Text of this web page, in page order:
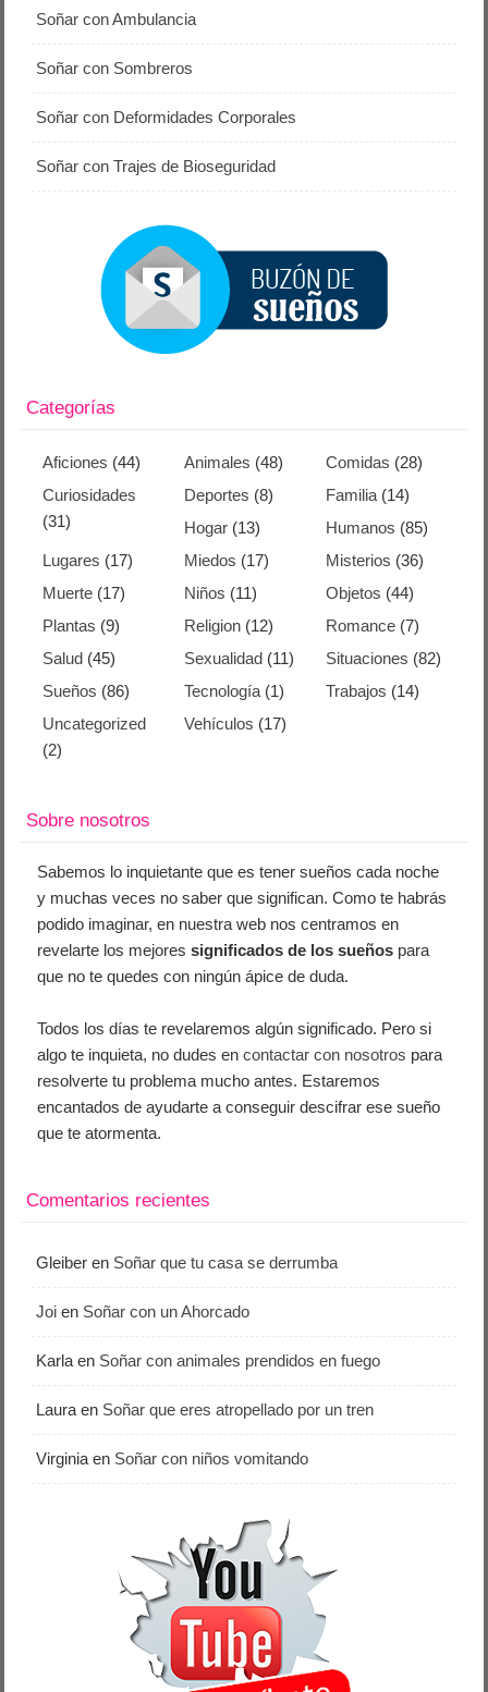
Soñar con Ambulancia
Soñar con Sombreros
Soñar con Deformidades Corporales
Soñar con Trajes de Bioseguridad
Categorías
Aficiones (44) Animales (48) Comidas (28)
Curiosidades
(31)
Deportes (8) Familia(14)
Hogar (13) Humanos (85)
Lugares (17) Miedos (17) Misterios (36)
Muerte (17) Niños (11) Objetos (44)
Plantas (9) Religion (12) Romance(7)
Salud (45) Sexualidad (11) Situaciones (82)
Sueños (86) Tecnología (1) Trabajos (14)
Uncategorized
(2)
Vehículos (17)
Sobre nosotros
Sabemos lo inquietante que es tener sueños cada noche
y muchas veces no saber que significan. Como te habrás
podido imaginar, en nuestra web nos centramos en
revelarte los mejoressignificados de los sueños para
que no te quedes con ningún ápice de duda.
Todos los días te revelaremos algún significado. Pero si
algo te inquieta, no dudes encontactar con nosotros para
resolverte tu problema mucho antes. Estaremos
encantados de ayudarte a conseguir descifrar ese sueño
que te atormenta.
Comentarios recientes
Gleiber en Soñar que tu casa se derrumba
Joi en Soñar con un Ahorcado
Karla en Soñar con animales prendidos en fuego
Laura en Soñar que eres atropellado por un tren
Virginia en Soñar con niños vomitando